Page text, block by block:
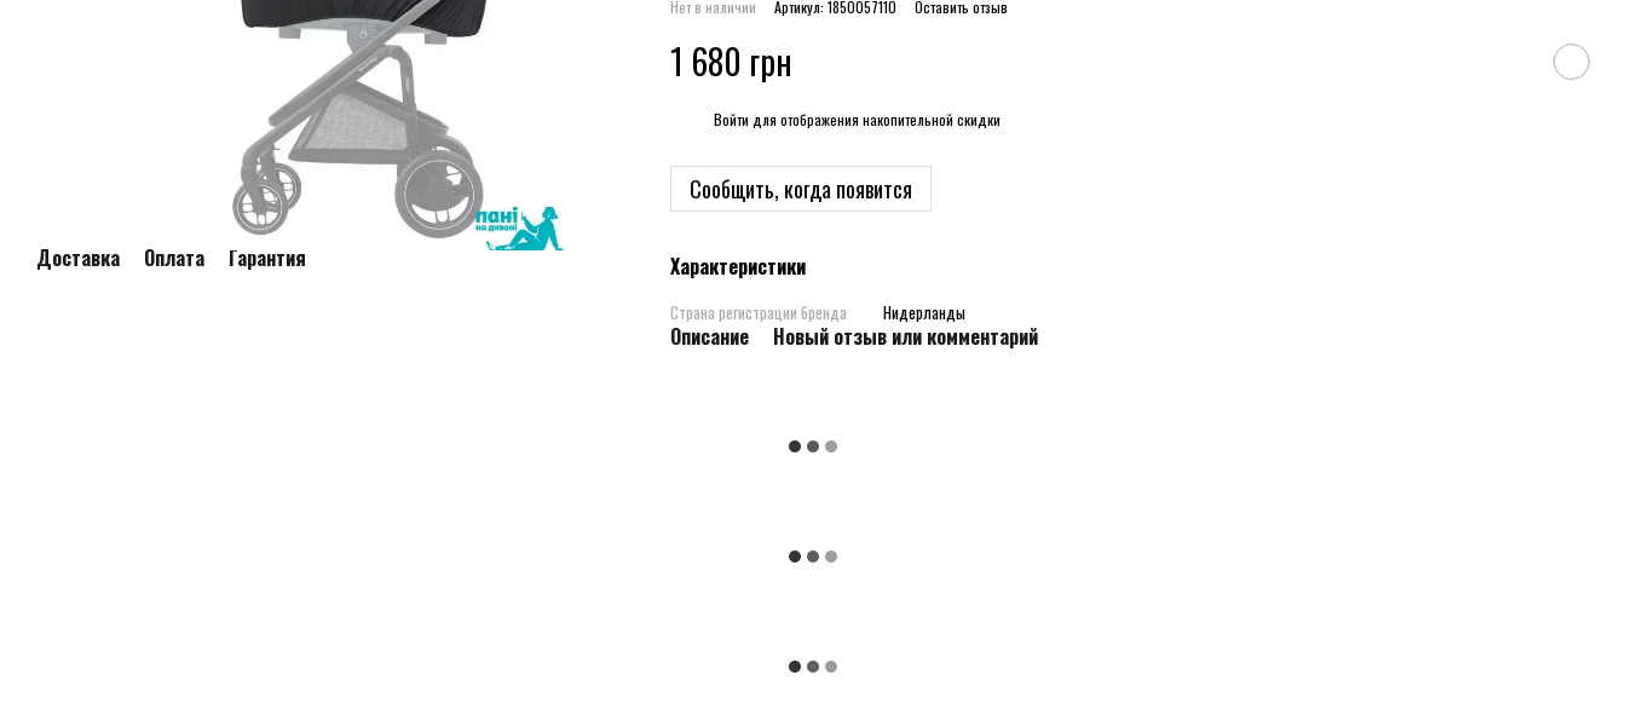
Доставка Оплата Гарантия
Нет в наличии Артикул: 1850057110 Оставить отзыв
1 680 грн
Войти для отображения накопительной скидки
Сообщить, когда появится
Характеристики
Страна регистрации бренда Нидерланды
Описание Новый отзыв или комментарий